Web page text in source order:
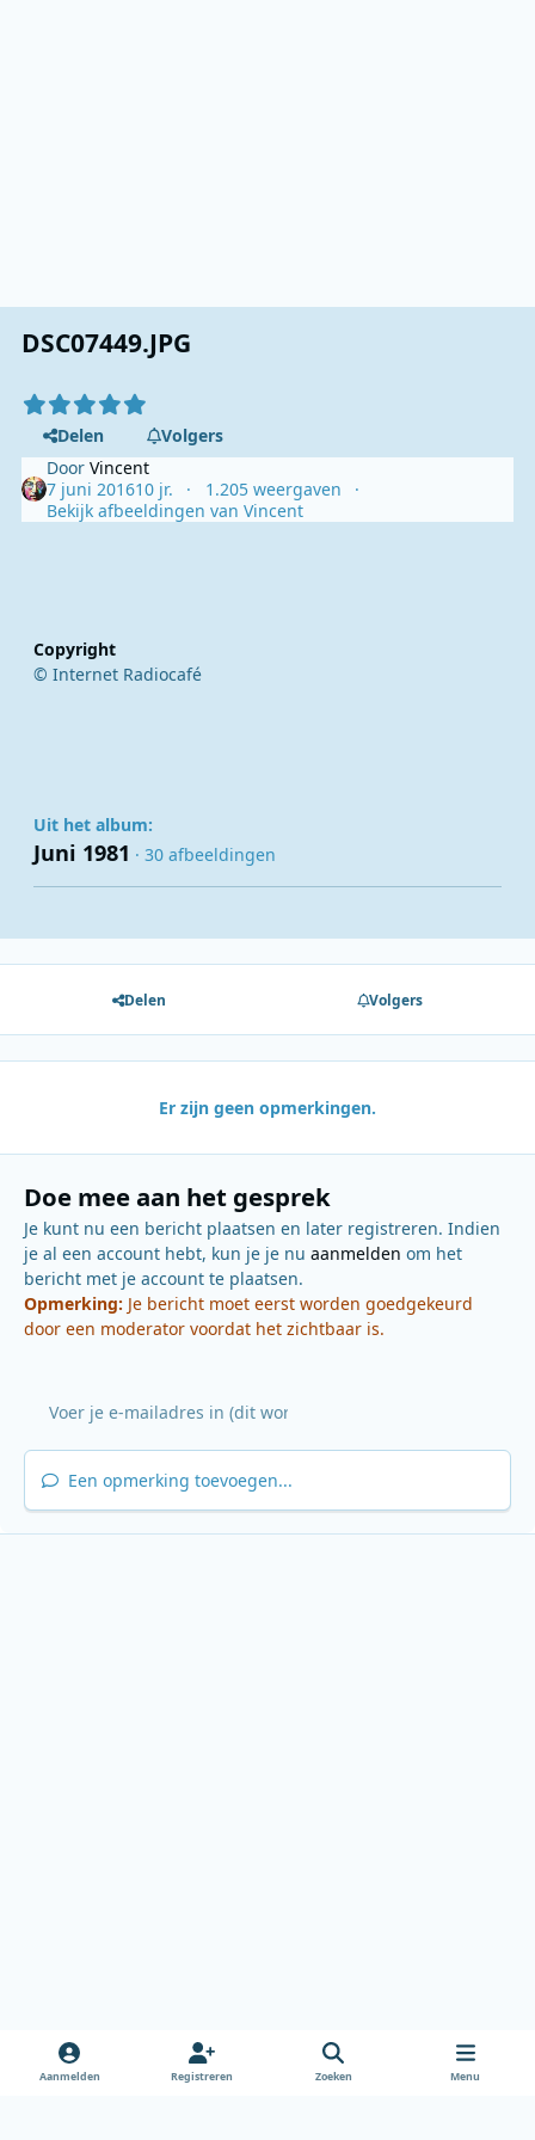
DSC07449.JPG
Delen
Volgers
DoorVincent
7 juni 201610 jr.
1.205 weergaven
Bekijk afbeeldingen van Vincent
Copyright
© Internet Radiocafé
Uit het album:
Juni 1981 · 30 afbeeldingen
Delen Volgers
Er zijn geen opmerkingen.
Doe mee aan het gesprek
Je kunt nu een bericht plaatsen en later registreren. Indien
je al een account hebt, kun je je nu aanmelden om het
bericht met je account te plaatsen.
Opmerking: Je bericht moet eerst worden goedgekeurd
door een moderator voordat het zichtbaar is.
Een opmerking toevoegen...
Aanmelden Registreren Zoeken Menu